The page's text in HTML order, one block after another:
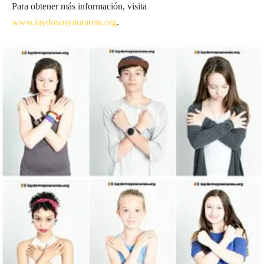
Para obtener más información, visita
www.laydownyourarms.org.